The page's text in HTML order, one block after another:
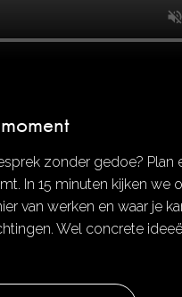
zonder gedoe? Plan
In 15 minuten kijken we
van werken en waar je
Wel concrete